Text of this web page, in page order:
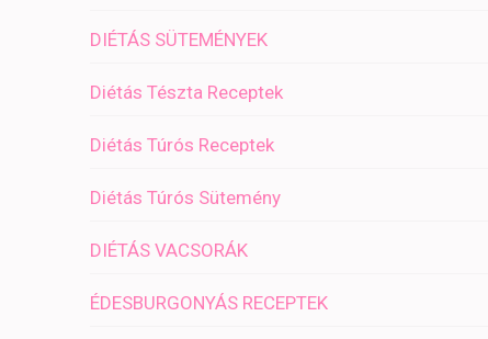
DIÉTÁS SÜTEMÉNYEK
Diétás Tészta Receptek
Diétás Túrós Receptek
Diétás Túrós Sütemény
DIÉTÁS VACSORÁK
ÉDESBURGONYÁS RECEPTEK